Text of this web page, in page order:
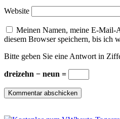
Website
Meinen Namen, meine E-Mail-
diesem Browser speichern, bis ich
Bitte geben Sie eine Antwort in
dreizehn − neun =